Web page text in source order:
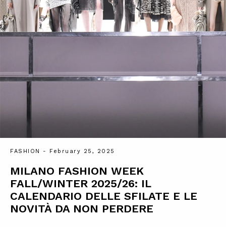
FASHION - February 25, 2025
MILANO FASHION WEEK
FALL/WINTER 2025/26: IL
CALENDARIO DELLE SFILATE E LE
NOVITÀ DA NON PERDERE